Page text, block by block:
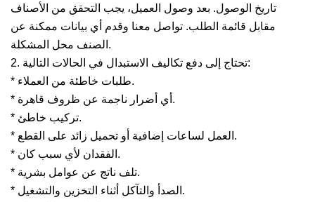
تاريخ الوصول. بعد وصول العميل، يجب التحقق من الأصناف
مقابل قائمة الطلب. تواصل معنا وقدم أي بيانات ممكنة عن
الصنف محل المشكلة.
2. تحتاج إلى دفع تكاليف الاستبدال في الحالات التالية:
* طلبات خاطئة من العملاء.
* أي أضرار ناجمة عن ظروف قاهرة.
* تركيب خاطئ.
* العمل لساعات إضافية أو تحميل زائد على القطع.
* الفقدان لأي سبب كان.
* تلف ناتج عن عوامل بشرية.
* الصدأ والتآكل أثناء التخزين والتشغيل.